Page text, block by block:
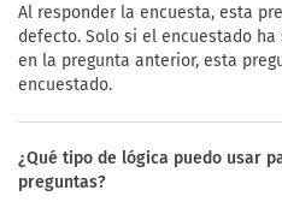
Al responder la encuesta, esta
defecto. Solo si el encuestado
en la pregunta anterior, esta
encuestado.
¿Qué tipo de lógica puedo usar
preguntas?